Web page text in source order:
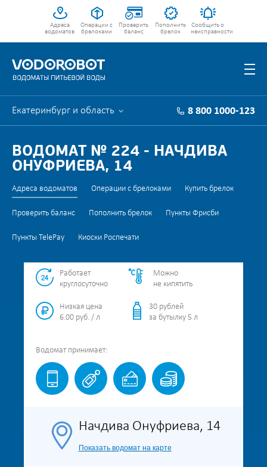
Адреса
водоматов
Операции с
брелоками
Проверить
баланс
Пополнить
брелок
Сообщить о
неисправности
Екатеринбург и область 8 800 1000-123
ВОДОМАТ № 224 - НАЧДИВА
ОНУФРИЕВА, 14
Адреса водоматов Операции с брелоками Купить брелок
Проверить баланс Пополнить брелок Пункты Фрисби
Пункты TelePay Киоски Роспечати
Работает
круглосуточно
Можно
не кипятить
Низкая цена
6.00 руб. / л
30 рублей
за бутылку 5 л
Водомат принимает:
Начдива Онуфриева, 14
Показать водомат на карте